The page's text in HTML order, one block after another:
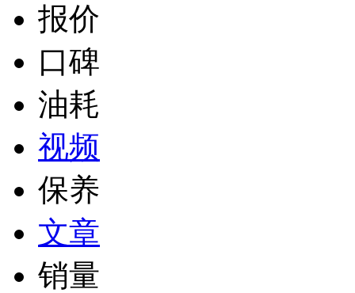
报价
口碑
油耗
视频
保养
文章
销量